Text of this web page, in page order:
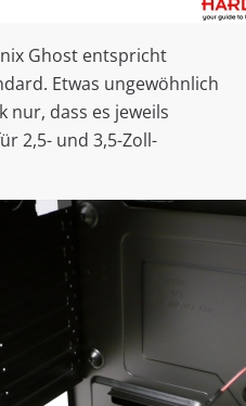
Ghost entspricht
Etwas ungewöhnlich
nur, dass es jeweils
2,5- und 3,5-Zoll-